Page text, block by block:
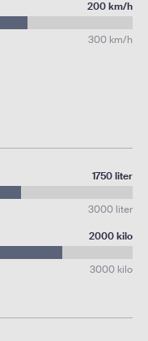
200 km/h
300 km/h
1750 liter
3000 liter
2000 kilo
3000 kilo